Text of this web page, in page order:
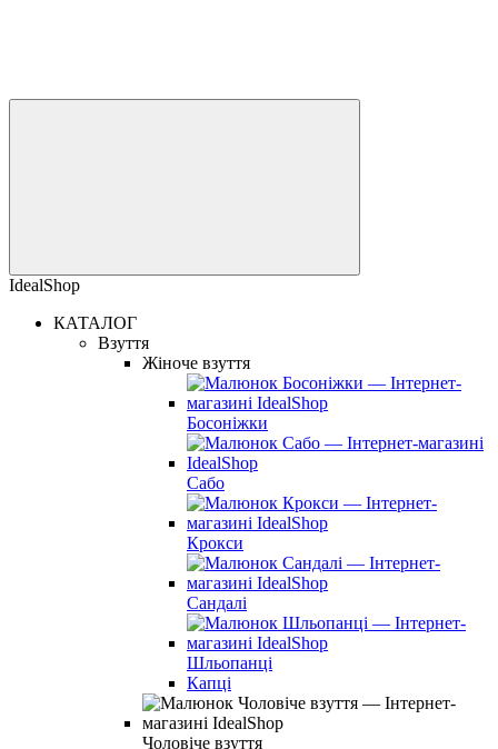
IdealShop
КАТАЛОГ
Взуття
Жіноче взуття
Босоніжки
Сабо
Крокси
Сандалі
Шльопанці
Капці
Чоловіче взуття